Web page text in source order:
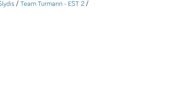
/ Team Turmann - EST 2 /